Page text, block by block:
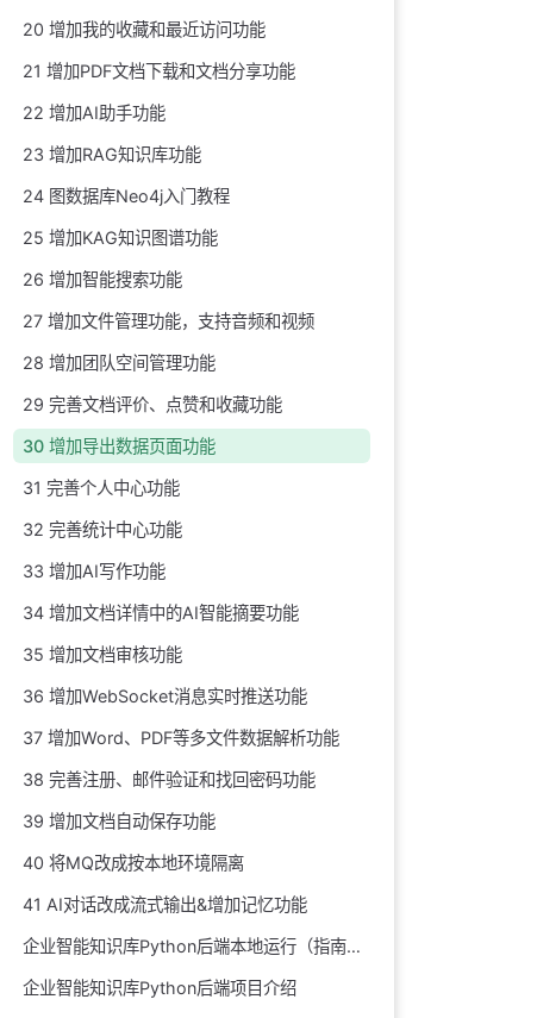
20 增加我的收藏和最近访问功能
21 增加PDF文档下载和文档分享功能
22 增加AI助手功能
23 增加RAG知识库功能
24 图数据库Neo4j入门教程
25 增加KAG知识图谱功能
26 增加智能搜索功能
27 增加文件管理功能，支持音频和视频
28 增加团队空间管理功能
29 完善文档评价、点赞和收藏功能
30 增加导出数据页面功能
31 完善个人中心功能
32 完善统计中心功能
33 增加AI写作功能
34 增加文档详情中的AI智能摘要功能
35 增加文档审核功能
36 增加WebSocket消息实时推送功能
37 增加Word、PDF等多文件数据解析功能
38 完善注册、邮件验证和找回密码功能
39 增加文档自动保存功能
40 将MQ改成按本地环境隔离
41 AI对话改成流式输出&增加记忆功能
企业智能知识库Python后端本地运行（指南）
企业智能知识库Python后端项目介绍